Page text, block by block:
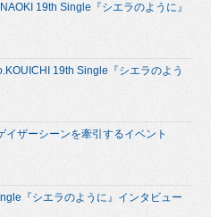
19th Single『シエラのように』
19th Single『シエラのよう
イザーシーンを牽引するイベント
『シエラのように』インタビュー